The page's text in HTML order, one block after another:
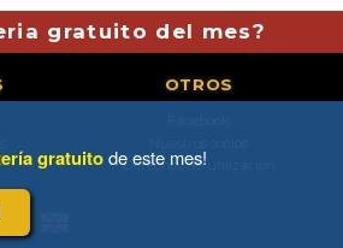
gratuito del mes?
OTROS
Derechos de utilización
gratuitode este mes!